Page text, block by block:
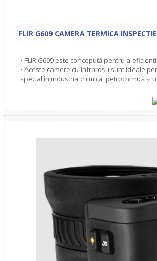
FLIR G609 CAMERA TERMICA
• FLIR G609 este concepută pentru a
• Aceste camere cu infraroșu sunt ideale
special în industria chimică, petrochimică și